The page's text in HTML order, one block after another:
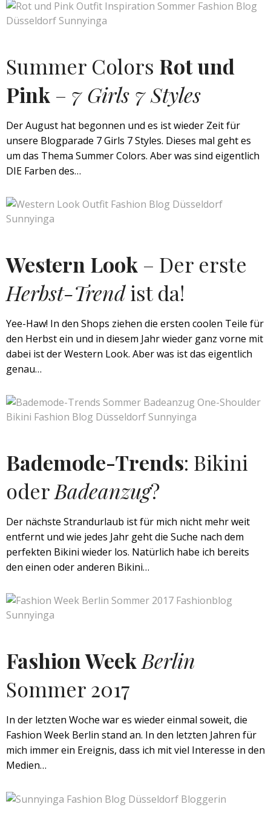
Summer Colors Rot und
Pink – 7 Girls 7 Styles
Der August hat begonnen und es ist wieder Zeit für
unsere Blogparade 7 Girls 7 Styles. Dieses mal geht es
um das Thema Summer Colors. Aber was sind eigentlich
DIE Farben des…
Western Look – Der erste
Herbst-Trendist da!
Yee-Haw! In den Shops ziehen die ersten coolen Teile für
den Herbst ein und in diesem Jahr wieder ganz vorne mit
dabei ist der Western Look. Aber was ist das eigentlich
genau…
Bademode-Trends: Bikini
oderBadeanzug?
Der nächste Strandurlaub ist für mich nicht mehr weit
entfernt und wie jedes Jahr geht die Suche nach dem
perfekten Bikini wieder los. Natürlich habe ich bereits
den einen oder anderen Bikini…
Fashion Week Berlin
Sommer 2017
In der letzten Woche war es wieder einmal soweit, die
Fashion Week Berlin stand an. In den letzten Jahren für
mich immer ein Ereignis, dass ich mit viel Interesse in den
Medien…